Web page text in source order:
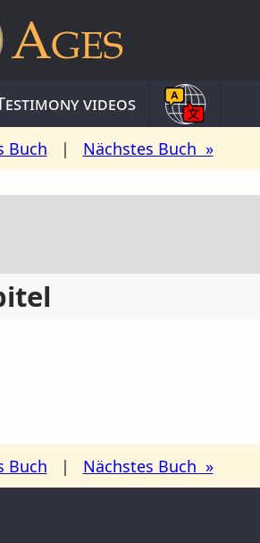
videos
Buch | Nächstes Buch »
Buch | Nächstes Buch »